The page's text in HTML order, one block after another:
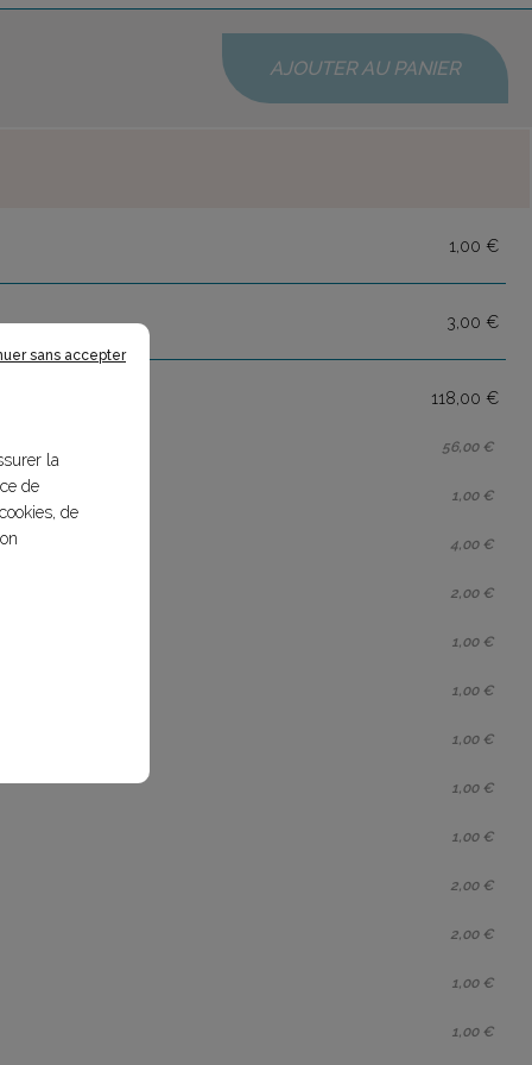
AJOUTER AU PANIER
1,00 €
3,00 €
118,00 €
56,00 €
1,00 €
4,00 €
2,00 €
1,00 €
1,00 €
1,00 €
1,00 €
1,00 €
2,00 €
2,00 €
1,00 €
1,00 €
sans accepter
la
de
de